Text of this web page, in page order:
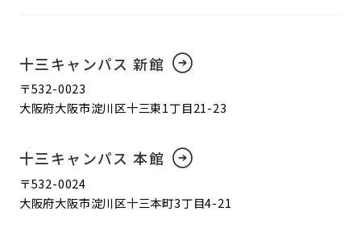
十三キャンパス 新館
〒532-0023
大阪府大阪市淀川区十三東1丁目21-23
十三キャンパス 本館
〒532-0024
大阪府大阪市淀川区十三本町3丁目4-21